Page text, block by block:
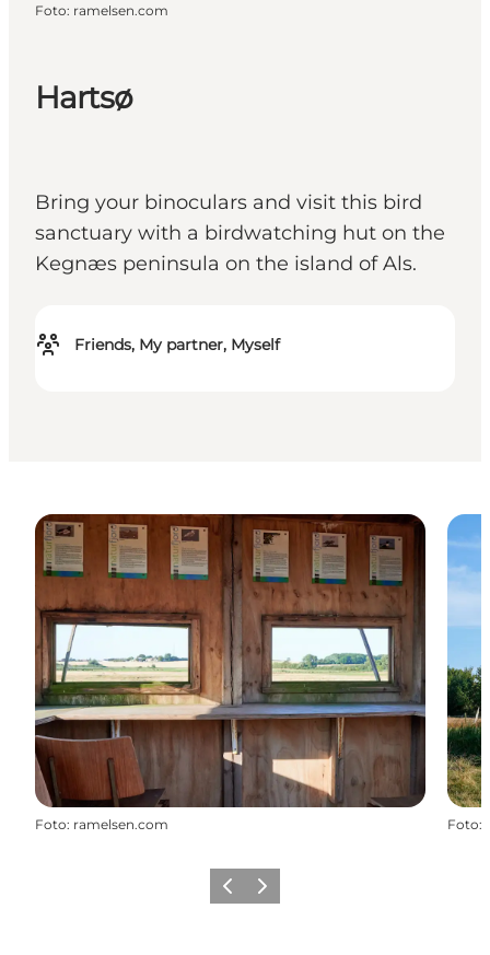
Hartsø
Bring your binoculars and visit this bird
sanctuary with a birdwatching hut on the
Kegnæs peninsula on the island of Als.
Friends, My partner, Myself
Foto: ramelsen.com
Foto: ramelsen.com Foto:
Precedente
Avanti